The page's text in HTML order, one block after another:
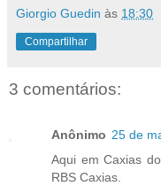
Giorgio Guedin às 18:30
Compartilhar
3 comentários:
Anônimo 25 de
Aqui em Caxias
RBS Caxias.